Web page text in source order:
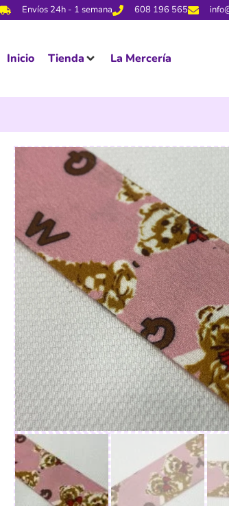
Envíos 24h - 1 semana 608 196 565
Inicio Tienda La Mercería